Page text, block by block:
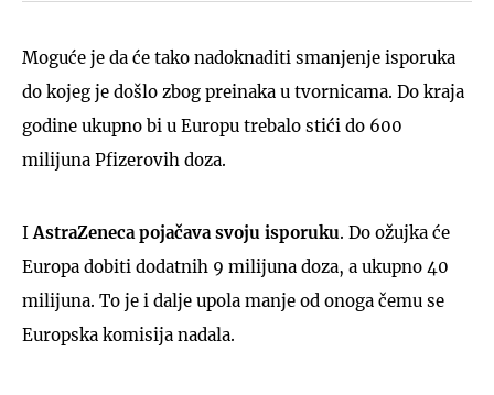
Moguće je da će tako nadoknaditi smanjenje isporuka
do kojeg je došlo zbog preinaka u tvornicama. Do kraja
godine ukupno bi u Europu trebalo stići do 600
milijuna Pfizerovih doza.
I AstraZeneca pojačava svoju isporuku. Do ožujka će
Europa dobiti dodatnih 9 milijuna doza, a ukupno 40
milijuna. To je i dalje upola manje od onoga čemu se
Europska komisija nadala.